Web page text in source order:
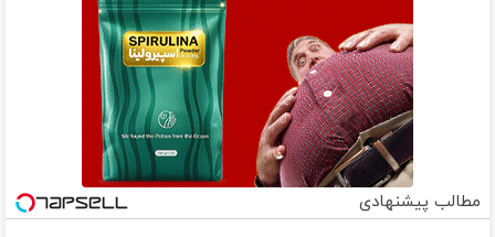
مطالب پیشنهادی